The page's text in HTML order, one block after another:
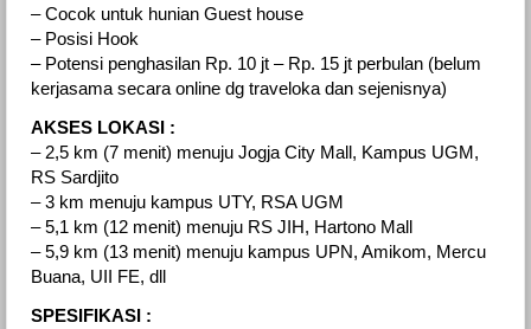
– Cocok untuk hunian Guest house
– Posisi Hook
– Potensi penghasilan Rp. 10 jt – Rp. 15 jt perbulan (belum
kerjasama secara online dg traveloka dan sejenisnya)
AKSES LOKASI :
– 2,5 km (7 menit) menuju Jogja City Mall, Kampus UGM,
RS Sardjito
– 3 km menuju kampus UTY, RSA UGM
– 5,1 km (12 menit) menuju RS JIH, Hartono Mall
– 5,9 km (13 menit) menuju kampus UPN, Amikom, Mercu
Buana, UII FE, dll
SPESIFIKASI :